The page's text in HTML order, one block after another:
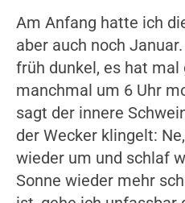
Am Anfang hatte ich
aber auch noch
früh dunkel, es hat mal
manchmal um 6 Uhr
sagt der innere
der Wecker klingelt:
wieder um und schlaf
Sonne wieder mehr